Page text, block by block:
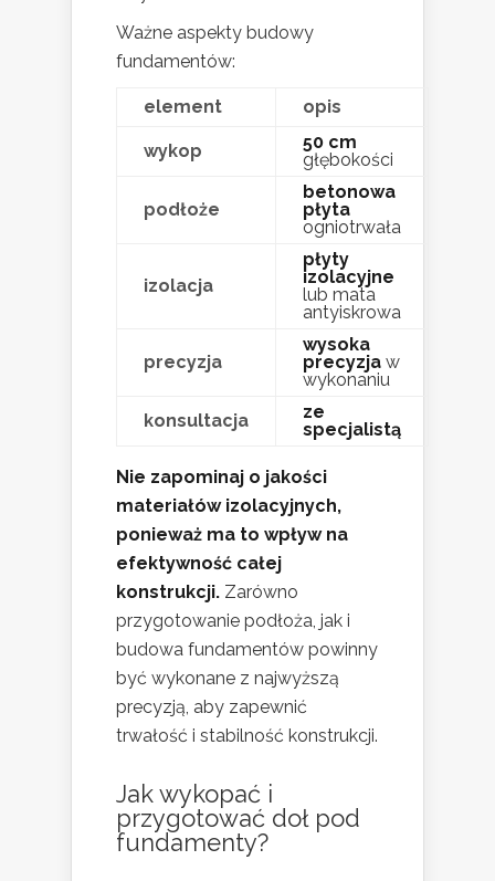
Ważne aspekty budowy
fundamentów:
element opis
wykop
50 cm
głębokości
podłoże
betonowa
płyta
ogniotrwała
izolacja
płyty
izolacyjne
lub mata
antyiskrowa
precyzja
wysoka
precyzja w
wykonaniu
konsultacja
ze
specjalistą
Nie zapominaj o jakości
materiałów izolacyjnych,
ponieważ ma to wpływ na
efektywność całej
konstrukcji. Zarówno
przygotowanie podłoża, jak i
budowa fundamentów powinny
być wykonane z najwyższą
precyzją, aby zapewnić
trwałość i stabilność konstrukcji.
Jak wykopać i
przygotować doł pod
fundamenty?